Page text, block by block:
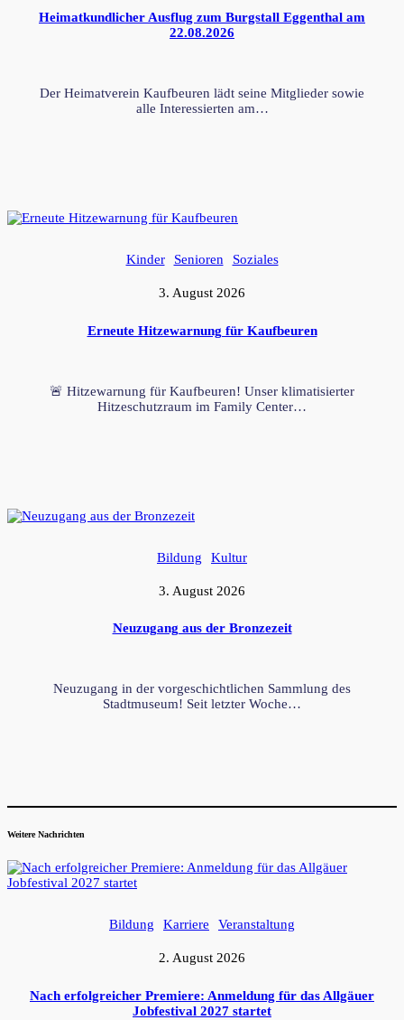
Heimatkundlicher Ausflug zum Burgstall Eggenthal am
22.08.2026
Der Heimatverein Kaufbeuren lädt seine Mitglieder sowie
alle Interessierten am…
Kinder Senioren Soziales
3. August 2026
Erneute Hitzewarnung für Kaufbeuren
🚨 Hitzewarnung für Kaufbeuren! Unser klimatisierter
Hitzeschutzraum im Family Center…
Bildung Kultur
3. August 2026
Neuzugang aus der Bronzezeit
Neuzugang in der vorgeschichtlichen Sammlung des
Stadtmuseum! Seit letzter Woche…
Weitere Nachrichten
Bildung Karriere Veranstaltung
2. August 2026
Nach erfolgreicher Premiere: Anmeldung für das Allgäuer
Jobfestival 2027 startet